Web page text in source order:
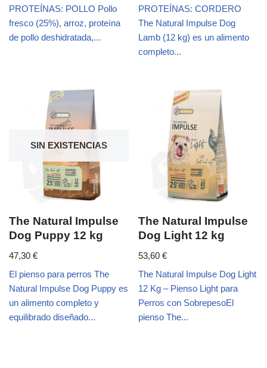
PROTEÍNAS: POLLO Pollo
fresco (25%), arroz, proteína
de pollo deshidratada,...
PROTEÍNAS: CORDERO
The Natural Impulse Dog
Lamb (12 kg) es un alimento
completo...
SIN EXISTENCIAS
The Natural Impulse
Dog Puppy 12 kg
47,30 €
El pienso para perros The
Natural Impulse Dog Puppy es
un alimento completo y
equilibrado diseñado...
The Natural Impulse
Dog Light 12 kg
53,60€
The Natural Impulse Dog Light
12 Kg – Pienso Light para
Perros con SobrepesoEl
pienso The...